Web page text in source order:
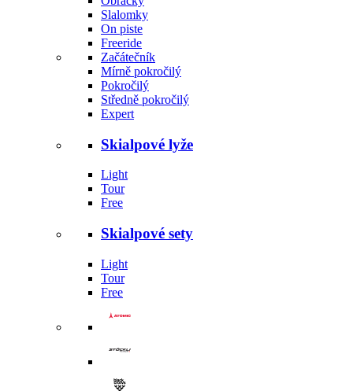
Slalomky
On piste
Freeride
Začátečník
Mírně pokročilý
Pokročilý
Středně pokročilý
Expert
Skialpové lyže
Light
Tour
Free
Skialpové sety
Light
Tour
Free